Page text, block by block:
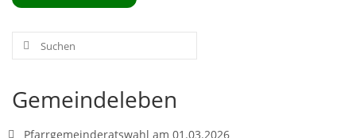
Suche
nach:
Gemeindeleben
Pfarrgemeinderatswahl am 01.03.2026